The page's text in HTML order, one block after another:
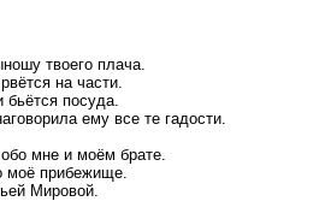
твоего плача.
на части.
посуда.
ему все те гадости.
мне и моём брате.
моё прибежище.
Мировой.